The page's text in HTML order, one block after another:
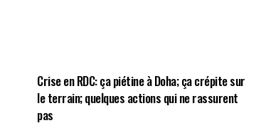
Crise en RDC: ça piétine à Doha; ça crépite sur
le terrain; quelques actions qui ne rassurent
pas